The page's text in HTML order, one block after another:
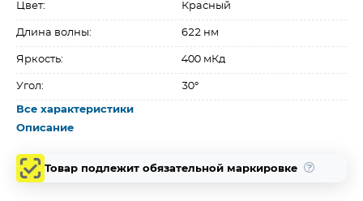
Цвет: Красный
Длина волны: 622 нм
Яркость: 400 мКд
Угол: 30°
Все характеристики
Описание
Товар подлежит обязательной маркировке